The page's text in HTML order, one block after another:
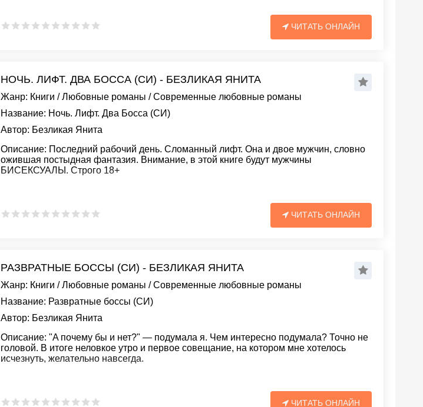
ЧИТАТЬ ОНЛАЙН
НОЧЬ. ЛИФТ. ДВА БОССА (СИ) - БЕЗЛИКАЯ ЯНИТА
Жанр: Книги /Любовные романы /Современные любовные романы
Название: Ночь. Лифт. Два Босса (СИ)
Автор: Безликая Янита
Описание: Последний рабочий день. Сломанный лифт. Она и двое мужчин, словно
ожившая постыдная фантазия. Внимание, в этой книге будут мужчины
БИСЕКСУАЛЫ. Строго 18+
ЧИТАТЬ ОНЛАЙН
РАЗВРАТНЫЕ БОССЫ (СИ) - БЕЗЛИКАЯ ЯНИТА
Жанр: Книги /Любовные романы /Современные любовные романы
Название: Развратные боссы (СИ)
Автор: Безликая Янита
Описание: "A почему бы и нет?" — подумала я. Чем интересно подумала? Точно не
головой. В итоге неловкое утро и первое совещание, на котором мне хотелось
исчезнуть, желательно навсегда.
ЧИТАТЬ ОНЛАЙН